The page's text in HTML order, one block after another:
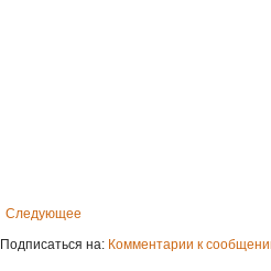
Следующее
Подписаться на: Комментарии к